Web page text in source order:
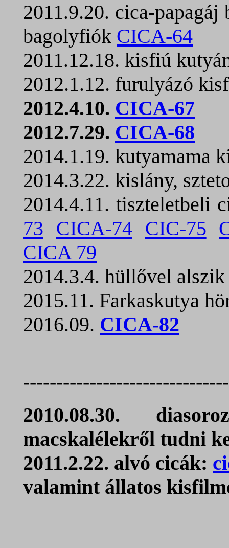
2011.9.20. cica-papagáj
bagolyfiók CICA-64
2011.12.18. kisfiú
2012.1.12. furulyázó
2012.4.10. CICA-67
2012.7.29. CICA-68
2014.1.19. kutyamama
2014.3.22. kislány,
2014.4.11. tiszteletbeli
73 CICA-74 CIC-75
CICA 79
2014.3.4. hüllővel
2015.11. Farkaskutya
2016.09. CICA-82
2010.08.30.
macskalélekről tudni
2011.2.22. alvó cicák:
valamint állatos